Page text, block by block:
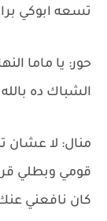
تسعه ابوكي
حور: يا ماما
الشباك ده
منال: لا عشان
قومي وبطلي
كان نافعني